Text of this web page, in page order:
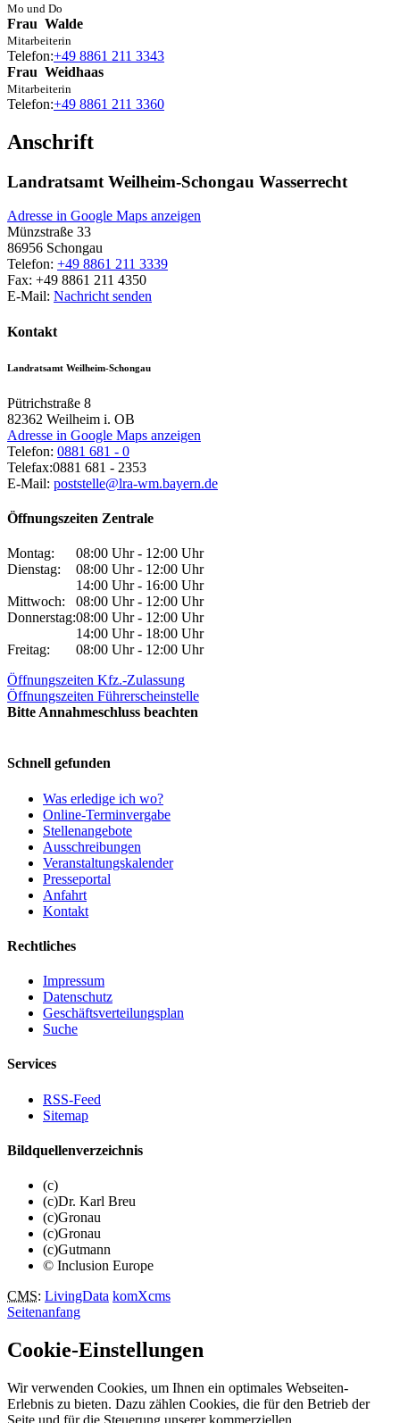
Mo und Do
Frau Walde
Mitarbeiterin
Telefon:+49 8861 211 3343
Frau Weidhaas
Mitarbeiterin
Telefon:+49 8861 211 3360
Anschrift
Landratsamt Weilheim-Schongau Wasserrecht
Adresse in Google Maps anzeigen
Münzstraße 33
86956 Schongau
Telefon: +49 8861 211 3339
Fax: +49 8861 211 4350
E-Mail: Nachricht senden
Kontakt
Landratsamt Weilheim-Schongau
Pütrichstraße 8
82362 Weilheim i. OB
Adresse in Google Maps anzeigen
Telefon: 0881 681 - 0
Telefax:0881 681 - 2353
E-Mail: poststelle@lra-wm.bayern.de
Öffnungszeiten Zentrale
Montag:
08:00 Uhr - 12:00 Uhr
Dienstag:
08:00 Uhr - 12:00 Uhr
14:00 Uhr - 16:00 Uhr
Mittwoch:
08:00 Uhr - 12:00 Uhr
Donnerstag:08:00 Uhr - 12:00 Uhr
14:00 Uhr - 18:00 Uhr
Freitag:
08:00 Uhr - 12:00 Uhr
Öffnungszeiten Kfz.-Zulassung
Öffnungszeiten Führerscheinstelle
Bitte Annahmeschluss beachten
Schnell gefunden
Was erledige ich wo?
Online-Terminvergabe
Stellenangebote
Ausschreibungen
Veranstaltungskalender
Presseportal
Anfahrt
Kontakt
Rechtliches
Impressum
Datenschutz
Geschäftsverteilungsplan
Suche
Services
RSS-Feed
Sitemap
Bildquellenverzeichnis
(c)
(c)Dr. Karl Breu
(c)Gronau
(c)Gronau
(c)Gutmann
© Inclusion Europe
CMS: LivingData komXcms
Seitenanfang
Cookie-Einstellungen
Wir verwenden Cookies, um Ihnen ein optimales Webseiten-
Erlebnis zu bieten. Dazu zählen Cookies, die für den Betrieb der
Seite und für die Steuerung unserer kommerziellen